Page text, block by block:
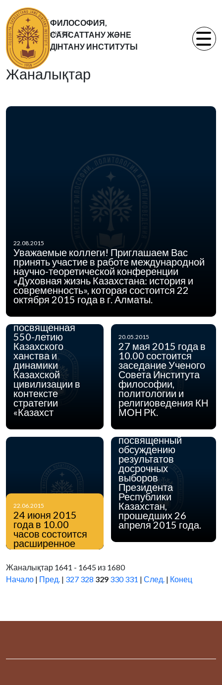
ФИЛОСОФИЯ,
САЯСАТТАНУ ЖӘНЕ
ДІНТАНУ ИНСТИТУТЫ
Басты бет
Жаналықтар
Статьи
Жаналықтар
22.08.2015
Уважаемые коллеги! Приглашаем Вас
принять участие в работе международной
научно-теоретической конференции
«Духовная жизнь Казахстана: история и
современность», которая состоится 22
октября 2015 года в г. Алматы.
22.06.2015
24 июня 2015
года в 10.00
часов состоится
расширенное
заседание
Института
философии,
16 июня 2015
международная
научно-
практическая
конференция
«Феномен
Казахского
ханства: история
современность»,
посвященная
550-летию
Казахского
ханства и
динамики
Казахской
цивилизации в
контексте
стратегии
«Казахст
20.05.2015
27 мая 2015 года в
10.00 состоится
заседание Ученого
Совета Института
философии,
политологии и
религиоведения КН
МОН РК.
04.05.2015
4 мая 2015 года в
Институте
философии,
политологии и
религиоведения КН
круглый стол,
посвященный
обсуждению
результатов
досрочных
выборов
Президента
Республики
Казахстан,
прошедших 26
апреля 2015 года.
Жаналықтар 1641 - 1645 из 1680
Начало | Пред. | 327 328 329 330 331 | След. | Конец